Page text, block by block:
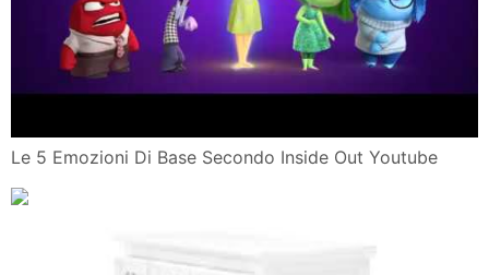
Le 5 Emozioni Di Base Secondo Inside Out Youtube